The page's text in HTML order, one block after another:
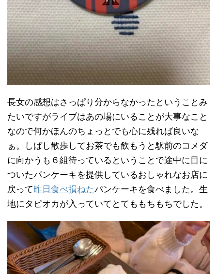
長女の感想はさっぱり分からなかったということみ
たいですがライブはあの場にいることが大事なこと
なので何かほんのちょっとでも心に残れば良いな
ぁ。しばし散歩してお茶でも飲もうと駅前のコメダ
に向かうも６組待っているということで途中に目に
ついたパンケーキを提供しているおしゃれなお店に
戻って昨日食べ損ねたパンケーキを食べました。生
地にタピオカが入っていてとてももちもちでした。